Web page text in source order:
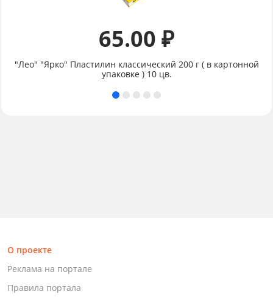
65.00 ₽
"Лео" "Ярко" Пластилин классический 200 г ( в картонной
упаковке ) 10 цв.
О проекте
Реклама на портале
Правила портала